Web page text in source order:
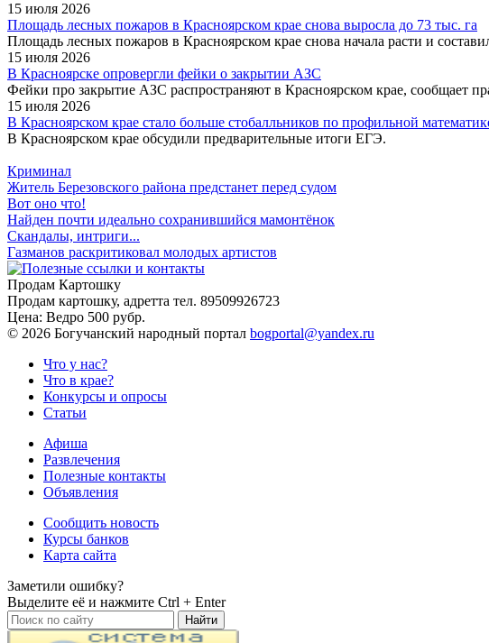
15 июля 2026
Площадь лесных пожаров в Красноярском крае снова выросла до 73 тыс. га
Площадь лесных пожаров в Красноярском крае снова начала расти и
15 июля 2026
В Красноярске опровергли фейки о закрытии АЗС
Фейки про закрытие АЗС распространяют в Красноярском крае, сообщает
15 июля 2026
В Красноярском крае стало больше стобалльников по профильной
В Красноярском крае обсудили предварительные итоги ЕГЭ.
Криминал
Житель Березовского района предстанет перед судом
Вот оно что!
Найден почти идеально сохранившийся мамонтёнок
Скандалы, интриги...
Газманов раскритиковал молодых артистов
Продам Картошку
Продам картошку, адретта тел. 89509926723
Цена: Ведро 500 рубр.
© 2026 Богучанский народный портал bogportal@yandex.ru
Что у нас?
Что в крае?
Конкурсы и опросы
Статьи
Афиша
Развлечения
Полезные контакты
Объявления
Сообщить новость
Курсы банков
Карта сайта
Заметили ошибку?
Выделите её и нажмите Ctrl + Enter